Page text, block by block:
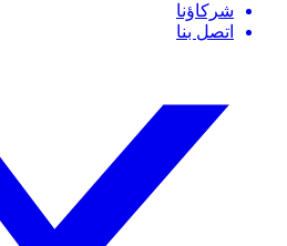
شركاؤنا
اتصل بنا